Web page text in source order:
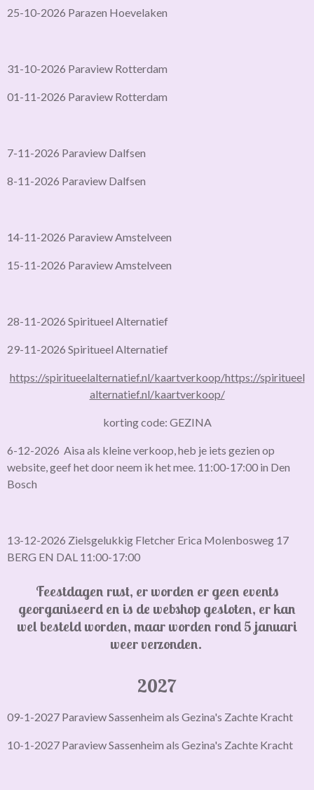
25-10-2026 Parazen Hoevelaken
31-10-2026 Paraview Rotterdam
01-11-2026 Paraview Rotterdam
7-11-2026 Paraview Dalfsen
8-11-2026 Paraview Dalfsen
14-11-2026 Paraview Amstelveen
15-11-2026 Paraview Amstelveen
28-11-2026 Spiritueel Alternatief
29-11-2026 Spiritueel Alternatief
https://spiritueelalternatief.nl/kaartverkoop/https://spiritueel
alternatief.nl/kaartverkoop/
korting code: GEZINA
6-12-2026 Aisa als kleine verkoop, heb je iets gezien op
website, geef het door neem ik het mee. 11:00-17:00 in Den
Bosch
13-12-2026 Zielsgelukkig Fletcher Erica Molenbosweg 17
BERG EN DAL 11:00-17:00
Feestdagen rust, er worden er geen events
georganiseerd en is de webshop gesloten, er kan
wel besteld worden, maar worden rond 5 januari
weer verzonden.
2027
09-1-2027 Paraview Sassenheim als Gezina's Zachte Kracht
10-1-2027 Paraview Sassenheim als Gezina's Zachte Kracht